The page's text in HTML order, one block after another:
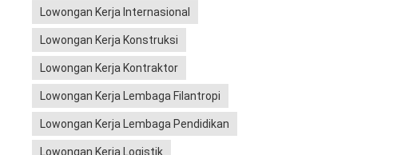
Lowongan Kerja Internasional
Lowongan Kerja Konstruksi
Lowongan Kerja Kontraktor
Lowongan Kerja Lembaga Filantropi
Lowongan Kerja Lembaga Pendidikan
Lowongan Kerja Logistik